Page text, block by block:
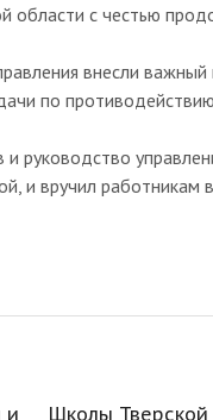
области с честью
внесли
по
руководство
и вручил работникам
и
Школы Тверской